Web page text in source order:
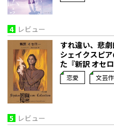
4 レビュー
すれ違い、悲
シェイクスピ
た『新訳 オセロ
恋愛 文芸
5 レビュー